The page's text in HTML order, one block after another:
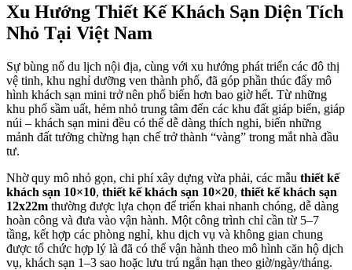
Xu Hướng Thiết Kế Khách Sạn Diện Tích
Nhỏ Tại Việt Nam
Sự bùng nổ du lịch nội địa, cùng với xu hướng phát triển các đô thị
vệ tinh, khu nghỉ dưỡng ven thành phố, đã góp phần thúc đẩy mô
hình khách sạn mini trở nên phổ biến hơn bao giờ hết. Từ những
khu phố sầm uất, hẻm nhỏ trung tâm đến các khu đất giáp biển, giáp
núi – khách sạn mini đều có thể dễ dàng thích nghi, biến những
mảnh đất tưởng chừng hạn chế trở thành “vàng” trong mắt nhà đầu
tư.
Nhờ quy mô nhỏ gọn, chi phí xây dựng vừa phải, các mẫu thiết kế
khách sạn 10×10, thiết kế khách sạn 10×20, thiết kế khách sạn
12x22m thường được lựa chọn để triển khai nhanh chóng, dễ dàng
hoàn công và đưa vào vận hành. Một công trình chỉ cần từ 5–7
tầng, kết hợp các phòng nghỉ, khu dịch vụ và không gian chung
được tổ chức hợp lý là đã có thể vận hành theo mô hình căn hộ dịch
vụ, khách sạn 1–3 sao hoặc lưu trú ngắn hạn theo giờ/ngày/tháng.